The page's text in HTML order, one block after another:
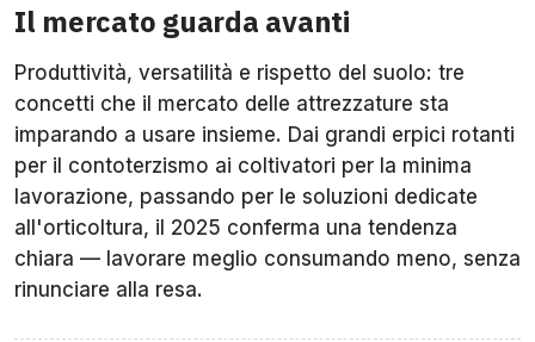
Il mercato guarda avanti
Produttività, versatilità e rispetto del suolo: tre
concetti che il mercato delle attrezzature sta
imparando a usare insieme. Dai grandi erpici rotanti
per il contoterzismo ai coltivatori per la minima
lavorazione, passando per le soluzioni dedicate
all'orticoltura, il 2025 conferma una tendenza
chiara — lavorare meglio consumando meno, senza
rinunciare alla resa.